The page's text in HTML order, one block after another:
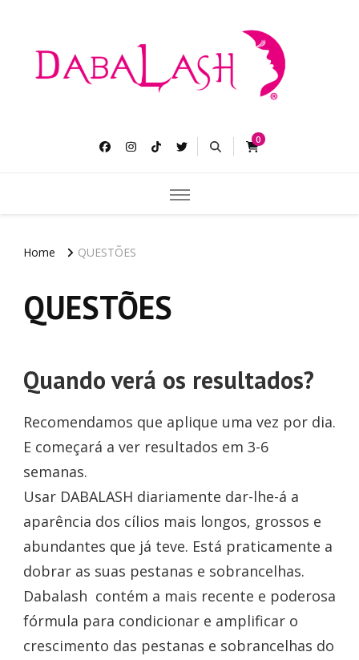
Dabalash
Pestañas más largas gruesas y abundantes.
0
Home QUESTÕES
QUESTÕES
Quando verá os resultados?
Recomendamos que aplique uma vez por dia.
E começará a ver resultados em 3-6
semanas.
Usar DABALASH diariamente dar-lhe-á a
aparência dos cílios mais longos, grossos e
abundantes que já teve. Está praticamente a
dobrar as suas pestanas e sobrancelhas.
Dabalash contém a mais recente e poderosa
fórmula para condicionar e amplificar o
crescimento das pestanas e sobrancelhas do